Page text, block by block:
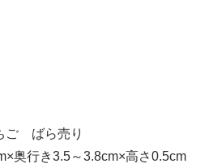
ご ばら売り
奥行き3.5～3.8cm×高さ0.5cm